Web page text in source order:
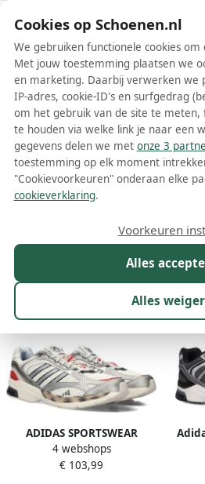
Schoenen.nl
Grijze sneakers
Meer lezen
Model
15.373 resultaten:
ADIDAS SPORTSWEAR
Sneakers laag 'SPIRITAIN
2000' grijs donkerrood
4 webshops
€ 103,99
Cookies op Schoenen.nl
We gebruiken functionele cookies
Met jouw toestemming plaatsen we
en marketing. Daarbij verwerken we
IP-adres, cookie-ID's en surfgedrag
om het gebruik van de site te meten,
te houden via welke link je naar een
gegevens delen we met onze 3
toestemming op elk moment
"Cookievoorkeuren" onderaan elke
cookieverklaring.
Alles
Alles
Voorkeuren